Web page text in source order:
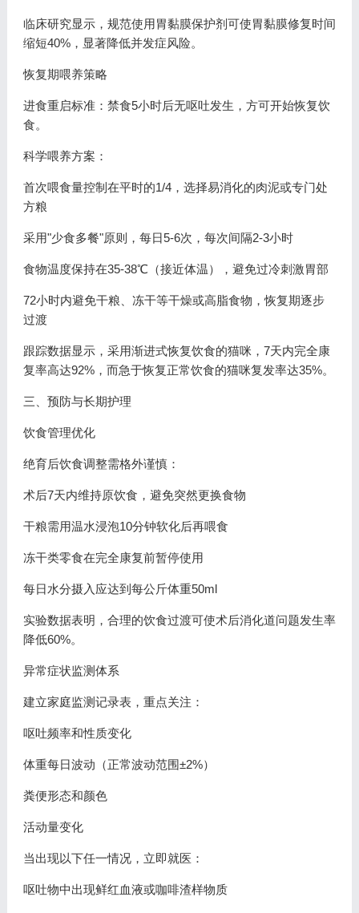
临床研究显示，规范使用胃黏膜保护剂可使胃黏膜修复时间
缩短40%，显著降低并发症风险。
恢复期喂养策略
进食重启标准：禁食5小时后无呕吐发生，方可开始恢复饮
食。
科学喂养方案：
首次喂食量控制在平时的1/4，选择易消化的肉泥或专门处
方粮
采用"少食多餐"原则，每日5-6次，每次间隔2-3小时
食物温度保持在35-38℃（接近体温），避免过冷刺激胃部
72小时内避免干粮、冻干等干燥或高脂食物，恢复期逐步
过渡
跟踪数据显示，采用渐进式恢复饮食的猫咪，7天内完全康
复率高达92%，而急于恢复正常饮食的猫咪复发率达35%。
三、预防与长期护理
饮食管理优化
绝育后饮食调整需格外谨慎：
术后7天内维持原饮食，避免突然更换食物
干粮需用温水浸泡10分钟软化后再喂食
冻干类零食在完全康复前暂停使用
每日水分摄入应达到每公斤体重50ml
实验数据表明，合理的饮食过渡可使术后消化道问题发生率
降低60%。
异常症状监测体系
建立家庭监测记录表，重点关注：
呕吐频率和性质变化
体重每日波动（正常波动范围±2%）
粪便形态和颜色
活动量变化
当出现以下任一情况，立即就医：
呕吐物中出现鲜红血液或咖啡渣样物质